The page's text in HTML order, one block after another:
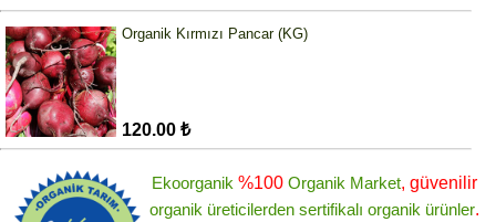
Organik Kırmızı Pancar (KG)
120.00 ₺
Ekoorganik %100 Organik Market, güvenilir
organik üreticilerden sertifikalı organik ürünler.